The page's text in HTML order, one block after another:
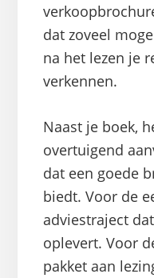
dat zoveel
na het lezen je
verkennen.
Naast je boek,
overtuigend
dat een goede
biedt. Voor de
adviestraject
oplevert. Voor
pakket aan